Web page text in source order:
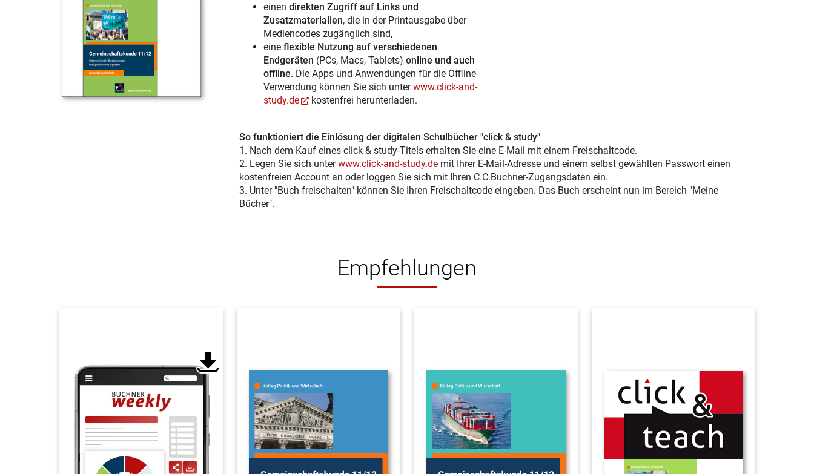
einen direkten Zugriff auf Links und
Zusatzmaterialien, die in der Printausgabe über
Mediencodes zugänglich sind,
eine flexible Nutzung auf verschiedenen
Endgeräten (PCs, Macs, Tablets) online und auch
offline. Die Apps und Anwendungen für die Offline-
Verwendung können Sie sich unterwww.click-and-
study.de
kostenfrei herunterladen.
So funktioniert die Einlösung der digitalen Schulbücher "click & study"
1. Nach dem Kauf eines click & study-Titels erhalten Sie eine E-Mail mit einem Freischaltcode.
2. Legen Sie sich unterwww.click-and-study.demit Ihrer E-Mail-Adresse und einem selbst gewählten Passwort einen
kostenfreien Account an oder loggen Sie sich mit Ihren C.C.Buchner-Zugangsdaten ein.
3. Unter "Buch freischalten" können Sie Ihren Freischaltcode eingeben. Das Buch erscheint nun im Bereich "Meine
Bücher".
Empfehlungen